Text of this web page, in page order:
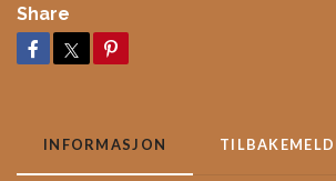
Share
INFORMASJON